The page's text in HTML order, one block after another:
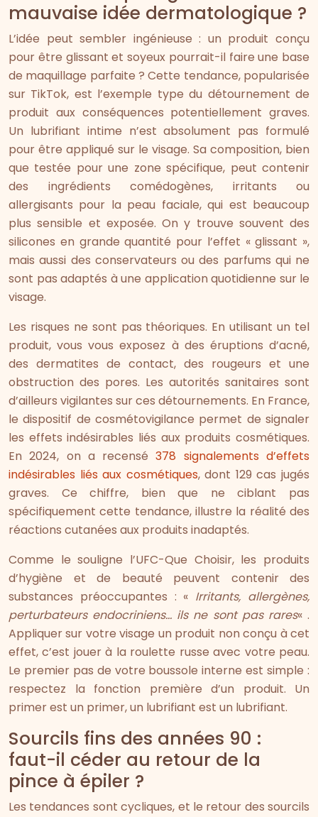
mauvaise idée dermatologique ?
L’idée peut sembler ingénieuse : un produit conçu
pour être glissant et soyeux pourrait-il faire une base
de maquillage parfaite ? Cette tendance, popularisée
sur TikTok, est l’exemple type du détournement de
produit aux conséquences potentiellement graves.
Un lubrifiant intime n’est absolument pas formulé
pour être appliqué sur le visage. Sa composition, bien
que testée pour une zone spécifique, peut contenir
des ingrédients comédogènes, irritants ou
allergisants pour la peau faciale, qui est beaucoup
plus sensible et exposée. On y trouve souvent des
silicones en grande quantité pour l’effet « glissant »,
mais aussi des conservateurs ou des parfums qui ne
sont pas adaptés à une application quotidienne sur le
visage.
Les risques ne sont pas théoriques. En utilisant un tel
produit, vous vous exposez à des éruptions d’acné,
des dermatites de contact, des rougeurs et une
obstruction des pores. Les autorités sanitaires sont
d’ailleurs vigilantes sur ces détournements. En France,
le dispositif de cosmétovigilance permet de signaler
les effets indésirables liés aux produits cosmétiques.
En 2024, on a recensé378 signalements d’effets
indésirables liés aux cosmétiques, dont 129 cas jugés
graves. Ce chiffre, bien que ne ciblant pas
spécifiquement cette tendance, illustre la réalité des
réactions cutanées aux produits inadaptés.
Comme le souligne l’UFC-Que Choisir, les produits
d’hygiène et de beauté peuvent contenir des
substances préoccupantes : « Irritants, allergènes,
perturbateurs endocriniens… ils ne sont pas rares« .
Appliquer sur votre visage un produit non conçu à cet
effet, c’est jouer à la roulette russe avec votre peau.
Le premier pas de votre boussole interne est simple :
respectez la fonction première d’un produit. Un
primer est un primer, un lubrifiant est un lubrifiant.
Sourcils fins des années 90 :
faut-il céder au retour de la
pince à épiler ?
Les tendances sont cycliques, et le retour des sourcils